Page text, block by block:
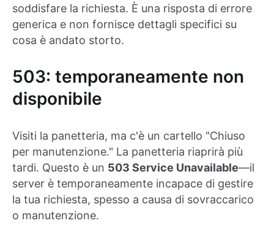
soddisfare la richiesta. È una risposta di errore
generica e non fornisce dettagli specifici su
cosa è andato storto.
503: temporaneamente non
disponibile
Visiti la panetteria, ma c'è un cartello "Chiuso
per manutenzione." La panetteria riaprirà più
tardi. Questo è un 503 Service Unavailable—il
server è temporaneamente incapace di gestire
la tua richiesta, spesso a causa di sovraccarico
o manutenzione.